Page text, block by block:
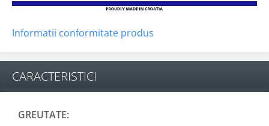
Informatii conformitate produs
CARACTERISTICI
GREUTATE: